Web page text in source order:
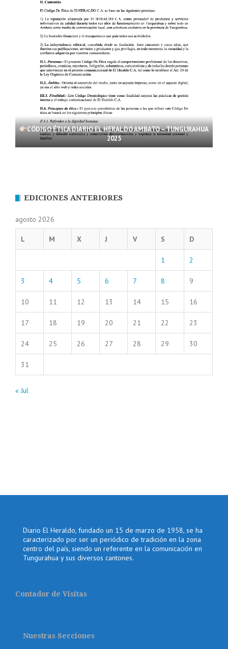
CÓDIGO ÉTICA DIARIO EL HERALDO AMBATO – TUNGURAHUA
2025
EDICIONES ANTERIORES
agosto 2026
L M X J V S D
1 2
3 4 5 6 7 8 9
10 11 12 13 14 15 16
17 18 19 20 21 22 23
24 25 26 27 28 29 30
31
« Jul
Diario El Heraldo, fundado un 15 de marzo de 1958, se ha
caracterizado por ser un periódico de tradición en la zona
centro del país, siendo un referente en la comunicación en
Tungurahua y sus diversos cantones.
Contador de Visitas
Nuestras Secciones